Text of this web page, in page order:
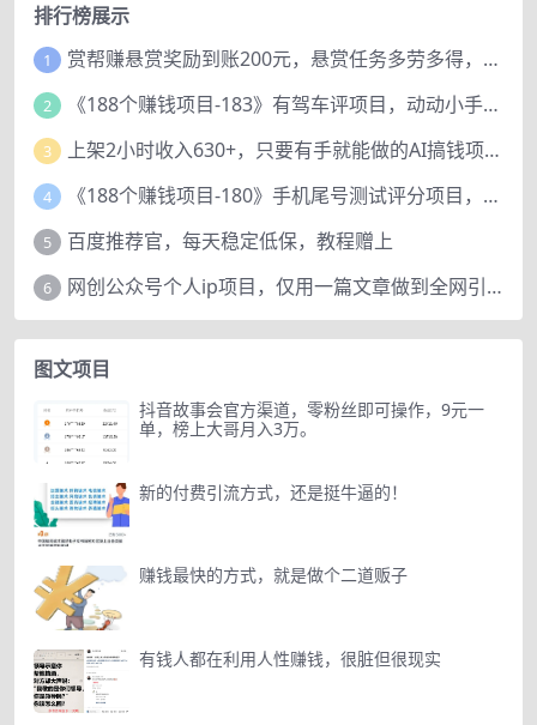
排行榜展示
1 赏帮赚悬赏奖励到账200元，悬赏任务多劳多得，人人可做。
2 《188个赚钱项目-183》有驾车评项目，动动小手，复制粘贴赚44元！
3 上架2小时收入630+，只要有手就能做的AI搞钱项目，奶奶看完都能学会!
4 《188个赚钱项目-180》手机尾号测试评分项目，短视频直播日赚200+
5 百度推荐官，每天稳定低保，教程赠上
6 网创公众号个人ip项目，仅用一篇文章做到全网引流！
图文项目
抖音故事会官方渠道，零粉丝即可操作，9元一
单，榜上大哥月入3万。
新的付费引流方式，还是挺牛逼的！
赚钱最快的方式，就是做个二道贩子
有钱人都在利用人性赚钱，很脏但很现实